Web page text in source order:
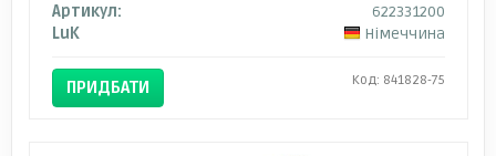
Артикул:
622331200
LuK
Німеччина
ПРИДБАТИ Код: 841828-75